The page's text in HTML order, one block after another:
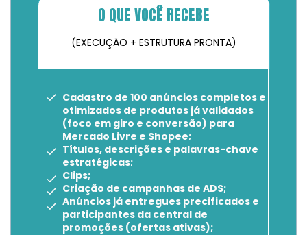
O QUE VOCÊ RECEBE
(EXECUÇÃO + ESTRUTURA PRONTA)
Cadastro de 100 anúncios completos e
otimizados de produtos já validados
(foco em giro e conversão) para
Mercado Livre e Shopee;
Títulos, descrições e palavras-chave
estratégicas;
Clips;
Criação de campanhas de ADS;
Anúncios já entregues precificados e
participantes da central de
promoções (ofertas ativas);